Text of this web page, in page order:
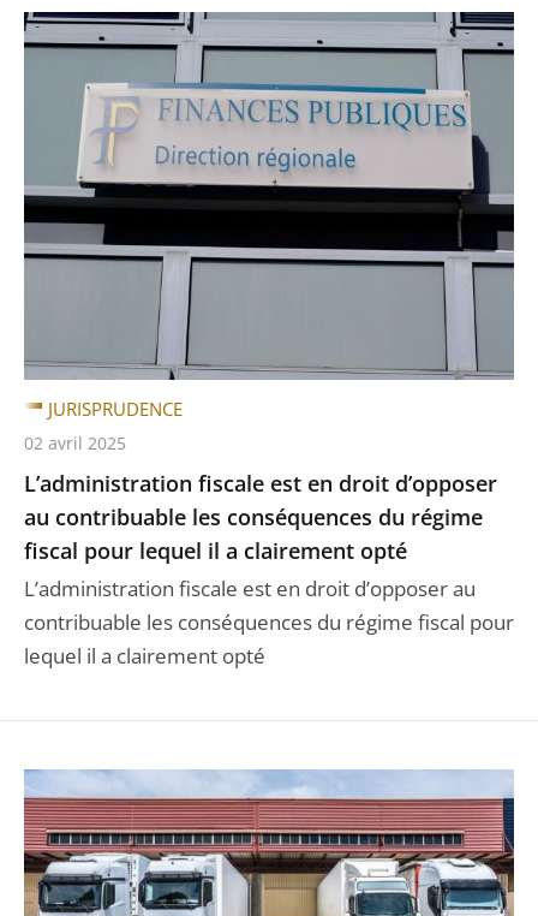
L’administration fiscale est en droit d’opposer
au contribuable les conséquences du régime
fiscal pour lequel il a clairement opté
L’administration fiscale est en droit d’opposer au
contribuable les conséquences du régime fiscal pour
lequel il a clairement opté
JURISPRUDENCE
02 avril 2025